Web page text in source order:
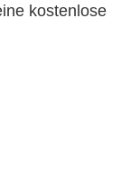
kostenlose